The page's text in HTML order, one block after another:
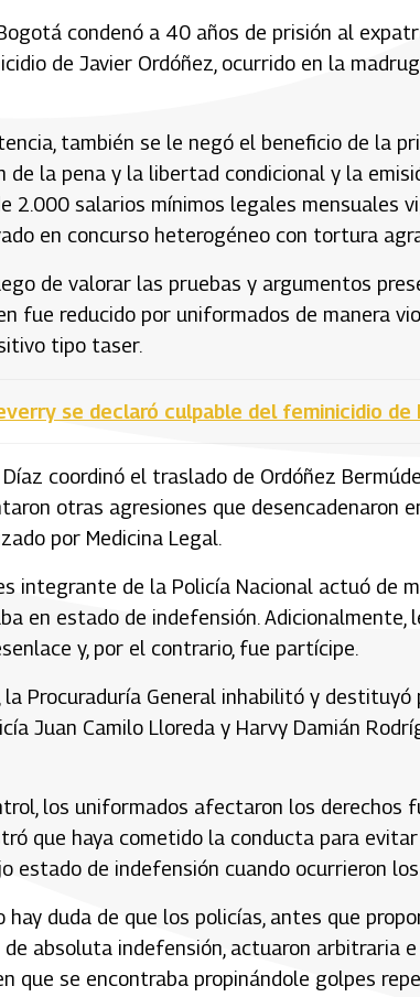
condenó a 40 años de prisión al
de Javier Ordóñez, ocurrido en la
también se le negó el beneficio de la
de la pena y la libertad condicional y la
2.000 salarios mínimos legales mensuales
en concurso heterogéneo con tortura
de valorar las pruebas y argumentos
fue reducido por uniformados de manera
tipo taser.
se declaró culpable del feminicidio de
coordinó el traslado de Ordóñez
otras agresiones que desencadenaron
por Medicina Legal.
integrante de la Policía Nacional actuó de
en estado de indefensión.
y, por el contrario, fue partícipe.
la Procuraduría General inhabilitó y
Juan Camilo Lloreda y Harvy Damián
los uniformados afectaron los derechos
que haya cometido la conducta para
estado de indefensión cuando ocurrieron los
hay duda de que los policías, antes que
absoluta indefensión, actuaron arbitraria
que se encontraba propinándole golpes